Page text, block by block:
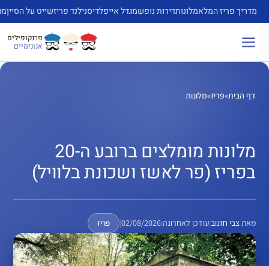
לדלג
לתוכן
מדריך פריז המלאמלונותדירות נופשמגדל אייפלדיסנילנד פריזשייט על הסיין
פרנקופילים
אנונימיים
דף הבית»פריז»מלונות
מלונות מומלצים ברובע ה-20
בפריז (פר לאשז ושכונת בלוויל)
מאתצבי חזנוב|עודכן לאחרונה:02/08/2026
| פריז